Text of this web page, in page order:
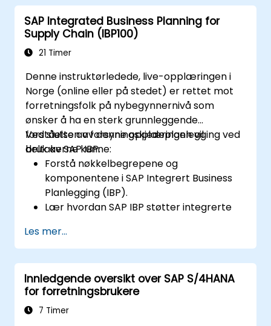
Forstå de integrerte finansielle
planleggingsprosesser i SAP S/4HANA.
Utføre grunnleggende finansielle
oppgaver, inkludert avslutning,
SAP Integrated Business Planning for
Supply Chain (IBP100)
21 Timer
Denne instruktørledede, live-opplæringen i
Norge (online eller på stedet) er rettet mot
forretningsfolk på nybegynnernivå som
ønsker å ha en sterk grunnleggende
forståelse av forsyningskjedeplanlegging ved
bruk av SAP IBP.
Ved slutten av denne opplæringen vil
deltakerne kunne:
Forstå nøkkelbegrepene og
komponentene i SAP Integrert Business
Planlegging (IBP).
Lær hvordan SAP IBP støtter integrerte
Utforsk ulike moduler i SAP IBP og deres
funksjoner.
Få praktisk erfaring med SAP IBPs
brukergrensesnitt og verktøy.
Les mer...
Innledgende oversikt over SAP S/4HANA
for forretningsbrukere
7 Timer